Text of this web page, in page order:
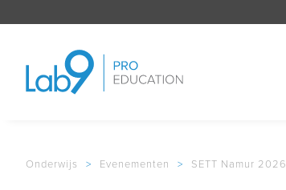
Onderwijs > Evenementen > SETT Namur 2026